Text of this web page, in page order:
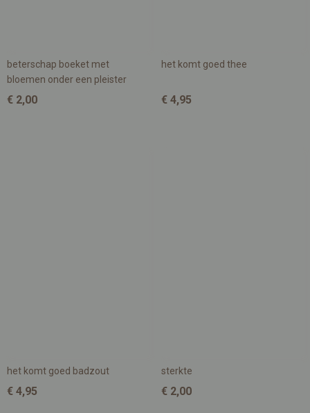
beterschap boeket met
bloemen onder een pleister
€ 2,00
het komt goed thee
€ 4,95
het komt goed badzout
€ 4,95
sterkte
€ 2,00